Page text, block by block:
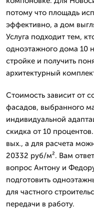
потому что площадь
эффективно, а дом
Услуга подходит тем,
одноэтажного дома 10
стройке и получить
архитектурный
Стоимость зависит от
фасадов, выбранного
индивидуальной
скидка от 10
вых., а для расчета
20332 руб/м². Вам
вопрос Антону и
подготовить
для частного
передачи в работу.